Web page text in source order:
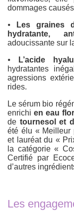
dommages
⦁
Les graines
hydratante,
adoucissante sur
⦁
L’acide
hydratantes
agressions
rides.
Le sérum bio
enrichi en eau
de tournesol et
été élu « Meilleur
et lauréat du «
la catégorie «
Certifié par
d’autres
Les